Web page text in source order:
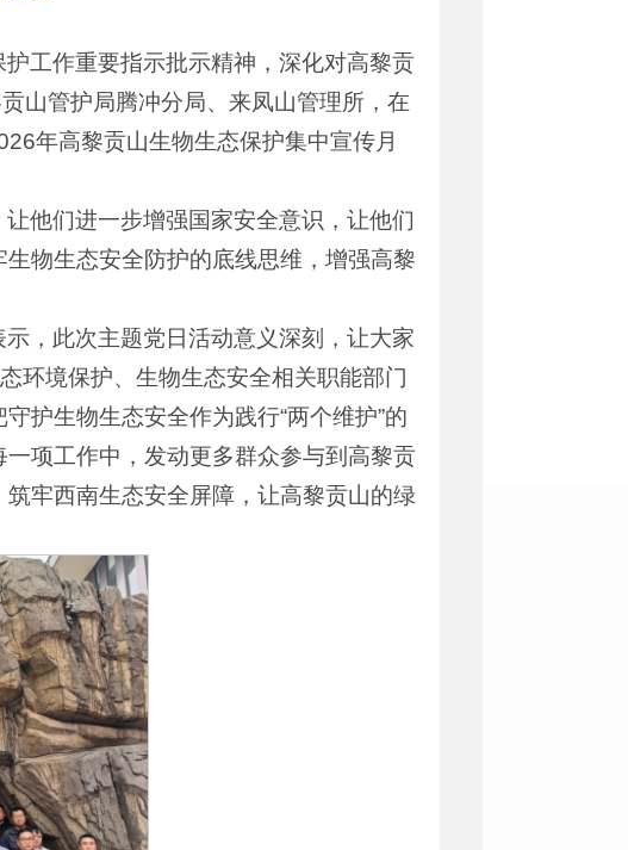
工作重要指示批示精神，深化对高黎贡
山管护局腾冲分局、来凤山管理所，在
年高黎贡山生物生态保护集中宣传月
他们进一步增强国家安全意识，让他们
物生态安全防护的底线思维，增强高黎
，此次主题党日活动意义深刻，让大家
环境保护、生物生态安全相关职能部门
护生物生态安全作为践行“两个维护”的
项工作中，发动更多群众参与到高黎贡
牢西南生态安全屏障，让高黎贡山的绿